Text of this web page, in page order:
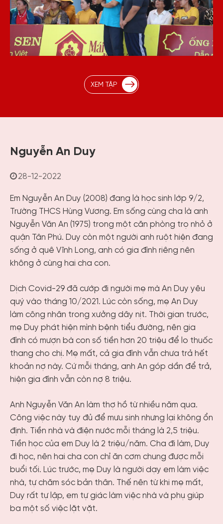
XEM TẬP
Nguyễn An Duy
28-12-2022
Em Nguyễn An Duy (2008) đang là học sinh lớp 9/2,
Trường THCS Hùng Vương. Em sống cùng cha là anh
Nguyễn Văn An (1975) trong một căn phòng trọ nhỏ ở
quận Tân Phú. Duy còn một người anh ruột hiện đang
sống ở quê Vĩnh Long, anh có gia đình riêng nên
không ở cùng hai cha con.
Dịch Covid-29 đã cướp đi người mẹ mà An Duy yêu
quý vào tháng 10/2021. Lúc còn sống, mẹ An Duy
làm công nhân trong xưởng dây nịt. Thời gian trước,
mẹ Duy phát hiện mình bệnh tiểu đường, nên gia
đình có mượn bà con số tiền hơn 20 triệu để lo thuốc
thang cho chị. Mẹ mất, cả gia đình vẫn chưa trả hết
khoản nợ này. Cứ mỗi tháng, anh An góp dần để trả,
hiện gia đình vẫn còn nợ 8 triệu.
Anh Nguyễn Văn An làm thợ hồ từ nhiều năm qua.
Công việc này tuy đủ để mưu sinh nhưng lại không ổn
định. Tiền nhà và điện nước mỗi tháng là 2,5 triệu.
Tiền học của em Duy là 2 triệu/năm. Cha đi làm, Duy
đi học, nên hai cha con chỉ ăn cơm chung được mỗi
buổi tối. Lúc trước, mẹ Duy là người dạy em làm việc
nhà, tự chăm sóc bản thân. Thế nên từ khi mẹ mất,
Duy rất tự lập, em tự giác làm việc nhà và phụ giúp
ba một số việc lặt vặt.